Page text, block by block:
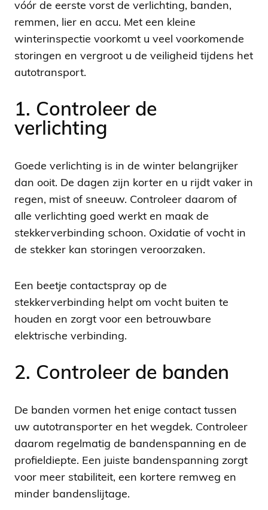
vóór de eerste vorst de verlichting, banden,
remmen, lier en accu. Met een kleine
winterinspectie voorkomt u veel voorkomende
storingen en vergroot u de veiligheid tijdens het
autotransport.
1. Controleer de
verlichting
Goede verlichting is in de winter belangrijker
dan ooit. De dagen zijn korter en u rijdt vaker in
regen, mist of sneeuw. Controleer daarom of
alle verlichting goed werkt en maak de
stekkerverbinding schoon. Oxidatie of vocht in
de stekker kan storingen veroorzaken.
Een beetje contactspray op de
stekkerverbinding helpt om vocht buiten te
houden en zorgt voor een betrouwbare
elektrische verbinding.
2. Controleer de banden
De banden vormen het enige contact tussen
uw autotransporter en het wegdek. Controleer
daarom regelmatig de bandenspanning en de
profieldiepte. Een juiste bandenspanning zorgt
voor meer stabiliteit, een kortere remweg en
minder bandenslijtage.